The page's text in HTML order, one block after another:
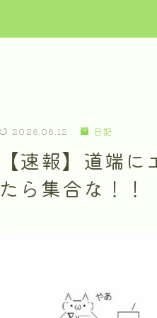
2026.06.12 日記
【速報】道端
たら集合な！！